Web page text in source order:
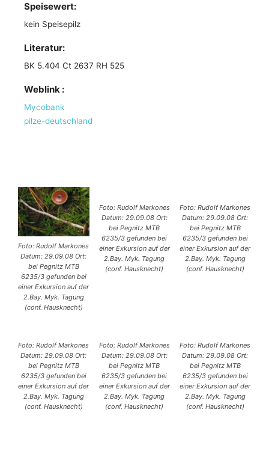
Speisewert:
kein Speisepilz
Literatur:
BK 5.404 Ct 2637 RH 525
Weblink :
Mycobank
pilze-deutschland
Foto: Rudolf Markones
Datum: 29.09.08 Ort:
bei Pegnitz MTB
6235/3 gefunden bei
einer Exkursion auf der
2.Bay. Myk. Tagung
(conf. Hausknecht)
Foto: Rudolf Markones
Datum: 29.09.08 Ort:
bei Pegnitz MTB
6235/3 gefunden bei
einer Exkursion auf der
2.Bay. Myk. Tagung
(conf. Hausknecht)
Foto: Rudolf Markones
Datum: 29.09.08 Ort:
bei Pegnitz MTB
6235/3 gefunden bei
einer Exkursion auf der
2.Bay. Myk. Tagung
(conf. Hausknecht)
Foto: Rudolf Markones
Datum: 29.09.08 Ort:
bei Pegnitz MTB
6235/3 gefunden bei
einer Exkursion auf der
2.Bay. Myk. Tagung
(conf. Hausknecht)
Foto: Rudolf Markones
Datum: 29.09.08 Ort:
bei Pegnitz MTB
6235/3 gefunden bei
einer Exkursion auf der
2.Bay. Myk. Tagung
(conf. Hausknecht)
Foto: Rudolf Markones
Datum: 29.09.08 Ort:
bei Pegnitz MTB
6235/3 gefunden bei
einer Exkursion auf der
2.Bay. Myk. Tagung
(conf. Hausknecht)